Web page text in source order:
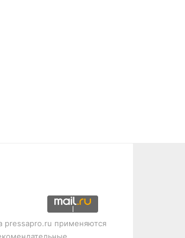
pressapro.ru применяются